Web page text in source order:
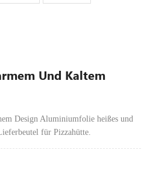
Und Kaltem
Design Aluminiumfolie heißes und
für Pizzahütte.